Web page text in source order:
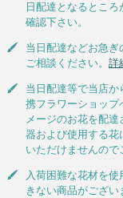
日配達となるところ
確認下さい。
当日配達などお急ぎ
ご相談ください。 詳
当日配達等で当店
携フラワーショップ
メージのお花を配
器および使用する花
いただけませんので
入荷困難な花材を
きない商品がござ